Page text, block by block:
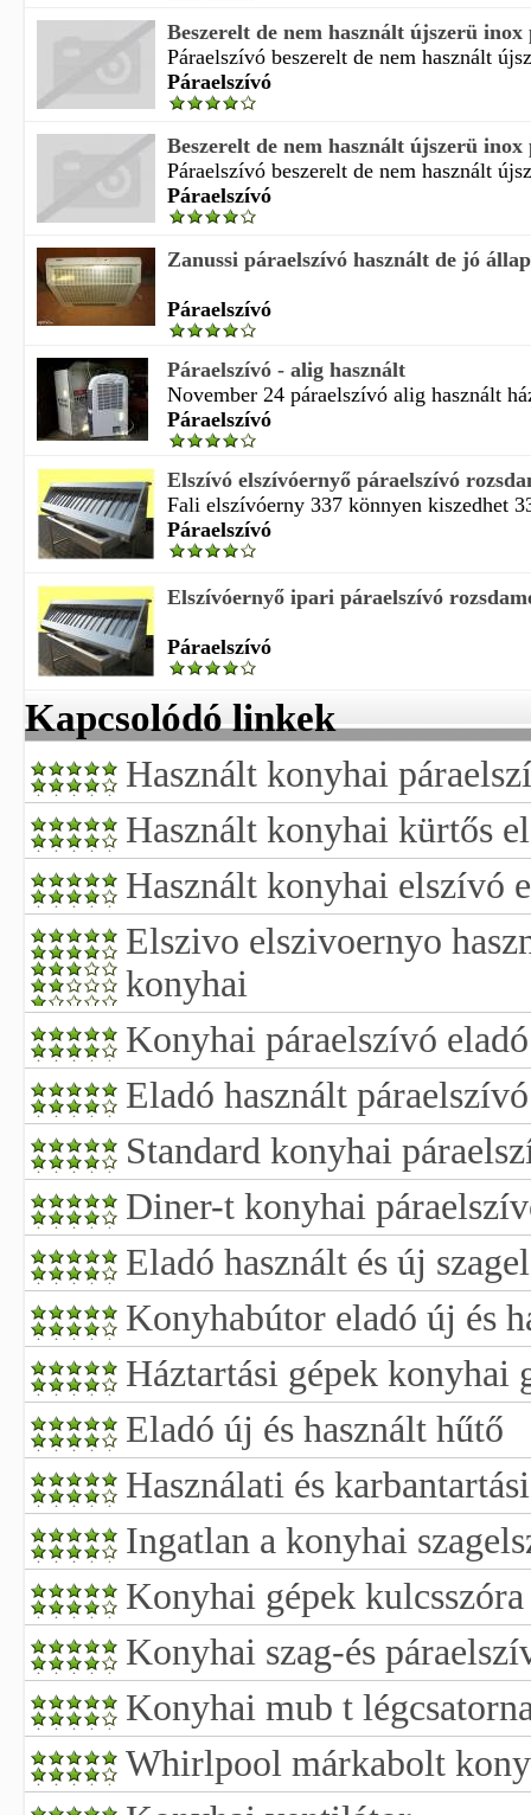
Beszerelt de nem használt újszerü inox
Páraelszívó beszerelt de nem használt
Páraelszívó
Beszerelt de nem használt újszerü inox
Páraelszívó beszerelt de nem használt
Páraelszívó
Zanussi páraelszívó használt de jó
Páraelszívó
Páraelszívó - alig használt
November 24 páraelszívó alig használt
Páraelszívó
Elszívó elszívóernyő páraelszívó
Fali elszívóerny 337 könnyen kiszedhet
Páraelszívó
Elszívóernyő ipari páraelszívó
Páraelszívó
Kapcsolódó linkek
Használt konyhai
Használt konyhai kürtős
Használt konyhai elszívó
Elszivo elszivoernyo
konyhai
Konyhai páraelszívó eladó
Eladó használt páraelszívó
Standard konyhai
Diner-t konyhai
Eladó használt és új
Konyhabútor eladó új és
Háztartási gépek konyhai
Eladó új és használt hűtő
Használati és
Ingatlan a konyhai
Konyhai gépek
Konyhai szag-és
Konyhai mub t
Whirlpool márkabolt